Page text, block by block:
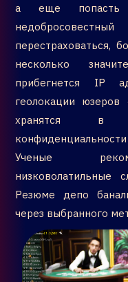
а еще попасть
перестраховаться,
несколько
прибегнется IP
геолокации юзеров
хранятся в
Ученые
Резюме депо
через выбранного